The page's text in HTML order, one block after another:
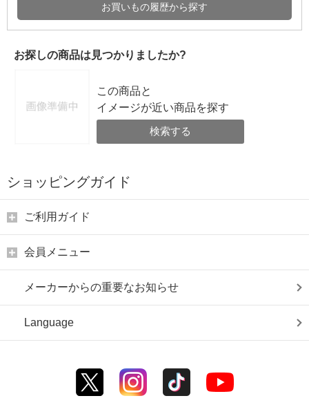
お買いもの履歴から探す
お探しの商品は見つかりましたか?
この商品と
イメージが近い商品を探す
検索する
ショッピングガイド
ご利用ガイド
会員メニュー
メーカーからの重要なお知らせ
Language